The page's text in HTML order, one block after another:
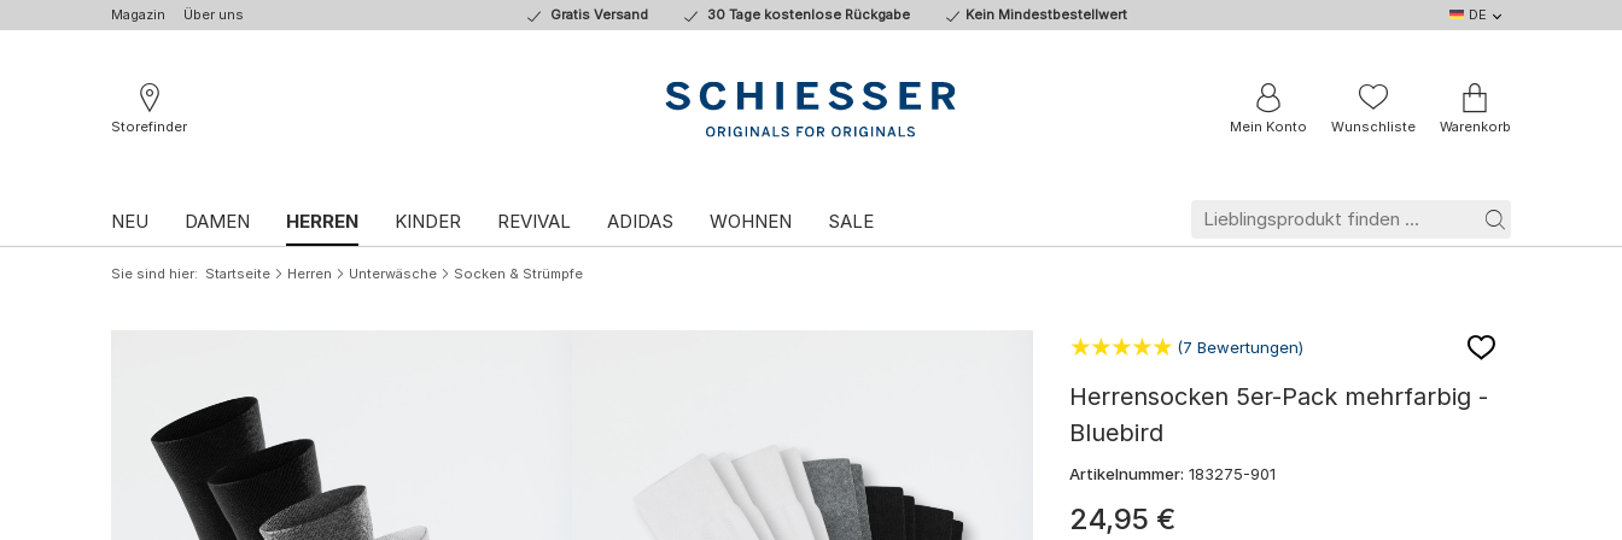
Magazin Über uns Gratis Versand 30 Tage kostenlose Rückgabe Kein Mindestbestellwert DE
DE
EN
BE
FR
Storefinder
Mein Konto Wunschliste Warenkorb
NEU DAMEN HERREN KINDER REVIVAL ADIDAS WOHNEN SALE
Sie sind hier Startseite Herren Unterwäsche Socken & Strümpfe
(7 Bewertungen)
Herrensocken 5er-Pack mehrfarbig -
Bluebird
Artikelnummer: 183275-901
24,95 €